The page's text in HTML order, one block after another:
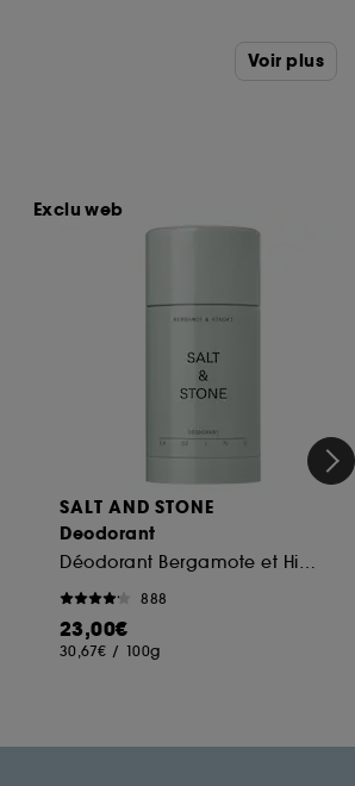
Voir plus
SALT AND STONE
Deodorant
Déodorant Bergamote et Hinoki
888
23,00€
30,67€ / 100g
Exclu web